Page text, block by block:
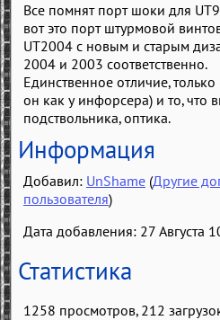
Все помнят порт шоки для
вот это порт штурмовой
UT2004 с новым и старым
2004 и 2003 соответственно.
Единственное отличие, только
он как у инфорсера) и то, что
подствольника, оптика.
Информация
Добавил: UnShame (Другие
пользователя)
Дата добавления: 27 Августа
Статистика
1258 просмотров, 212